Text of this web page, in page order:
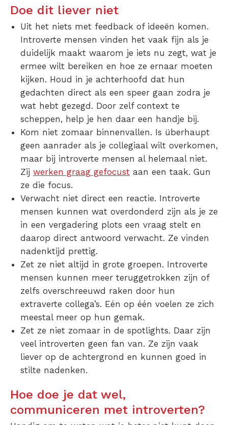
Doe dit liever niet
Uit het niets met feedback of ideeën komen.
Introverte mensen vinden het vaak fijn als je
duidelijk maakt waarom je iets nu zegt, wat je
ermee wilt bereiken en hoe ze ernaar moeten
kijken. Houd in je achterhoofd dat hun
gedachten direct als een speer gaan zodra je
wat hebt gezegd. Door zelf context te
scheppen, help je hen daar een handje bij.
Kom niet zomaar binnenvallen. Is überhaupt
geen aanrader als je collegiaal wilt overkomen,
maar bij introverte mensen al helemaal niet.
Zij werken graag gefocust aan een taak. Gun
ze die focus.
Verwacht niet direct een reactie. Introverte
mensen kunnen wat overdonderd zijn als je ze
in een vergadering plots een vraag stelt en
daarop direct antwoord verwacht. Ze vinden
nadenktijd prettig.
Zet ze niet altijd in grote groepen. Introverte
mensen kunnen meer teruggetrokken zijn of
zelfs overschreeuwd raken door hun
extraverte collega’s. Eén op één voelen ze zich
meestal meer op hun gemak.
Zet ze niet zomaar in de spotlights. Daar zijn
veel introverten geen fan van. Ze zijn vaak
liever op de achtergrond en kunnen goed in
stilte nadenken.
Hoe doe je dat wel,
communiceren met introverten?